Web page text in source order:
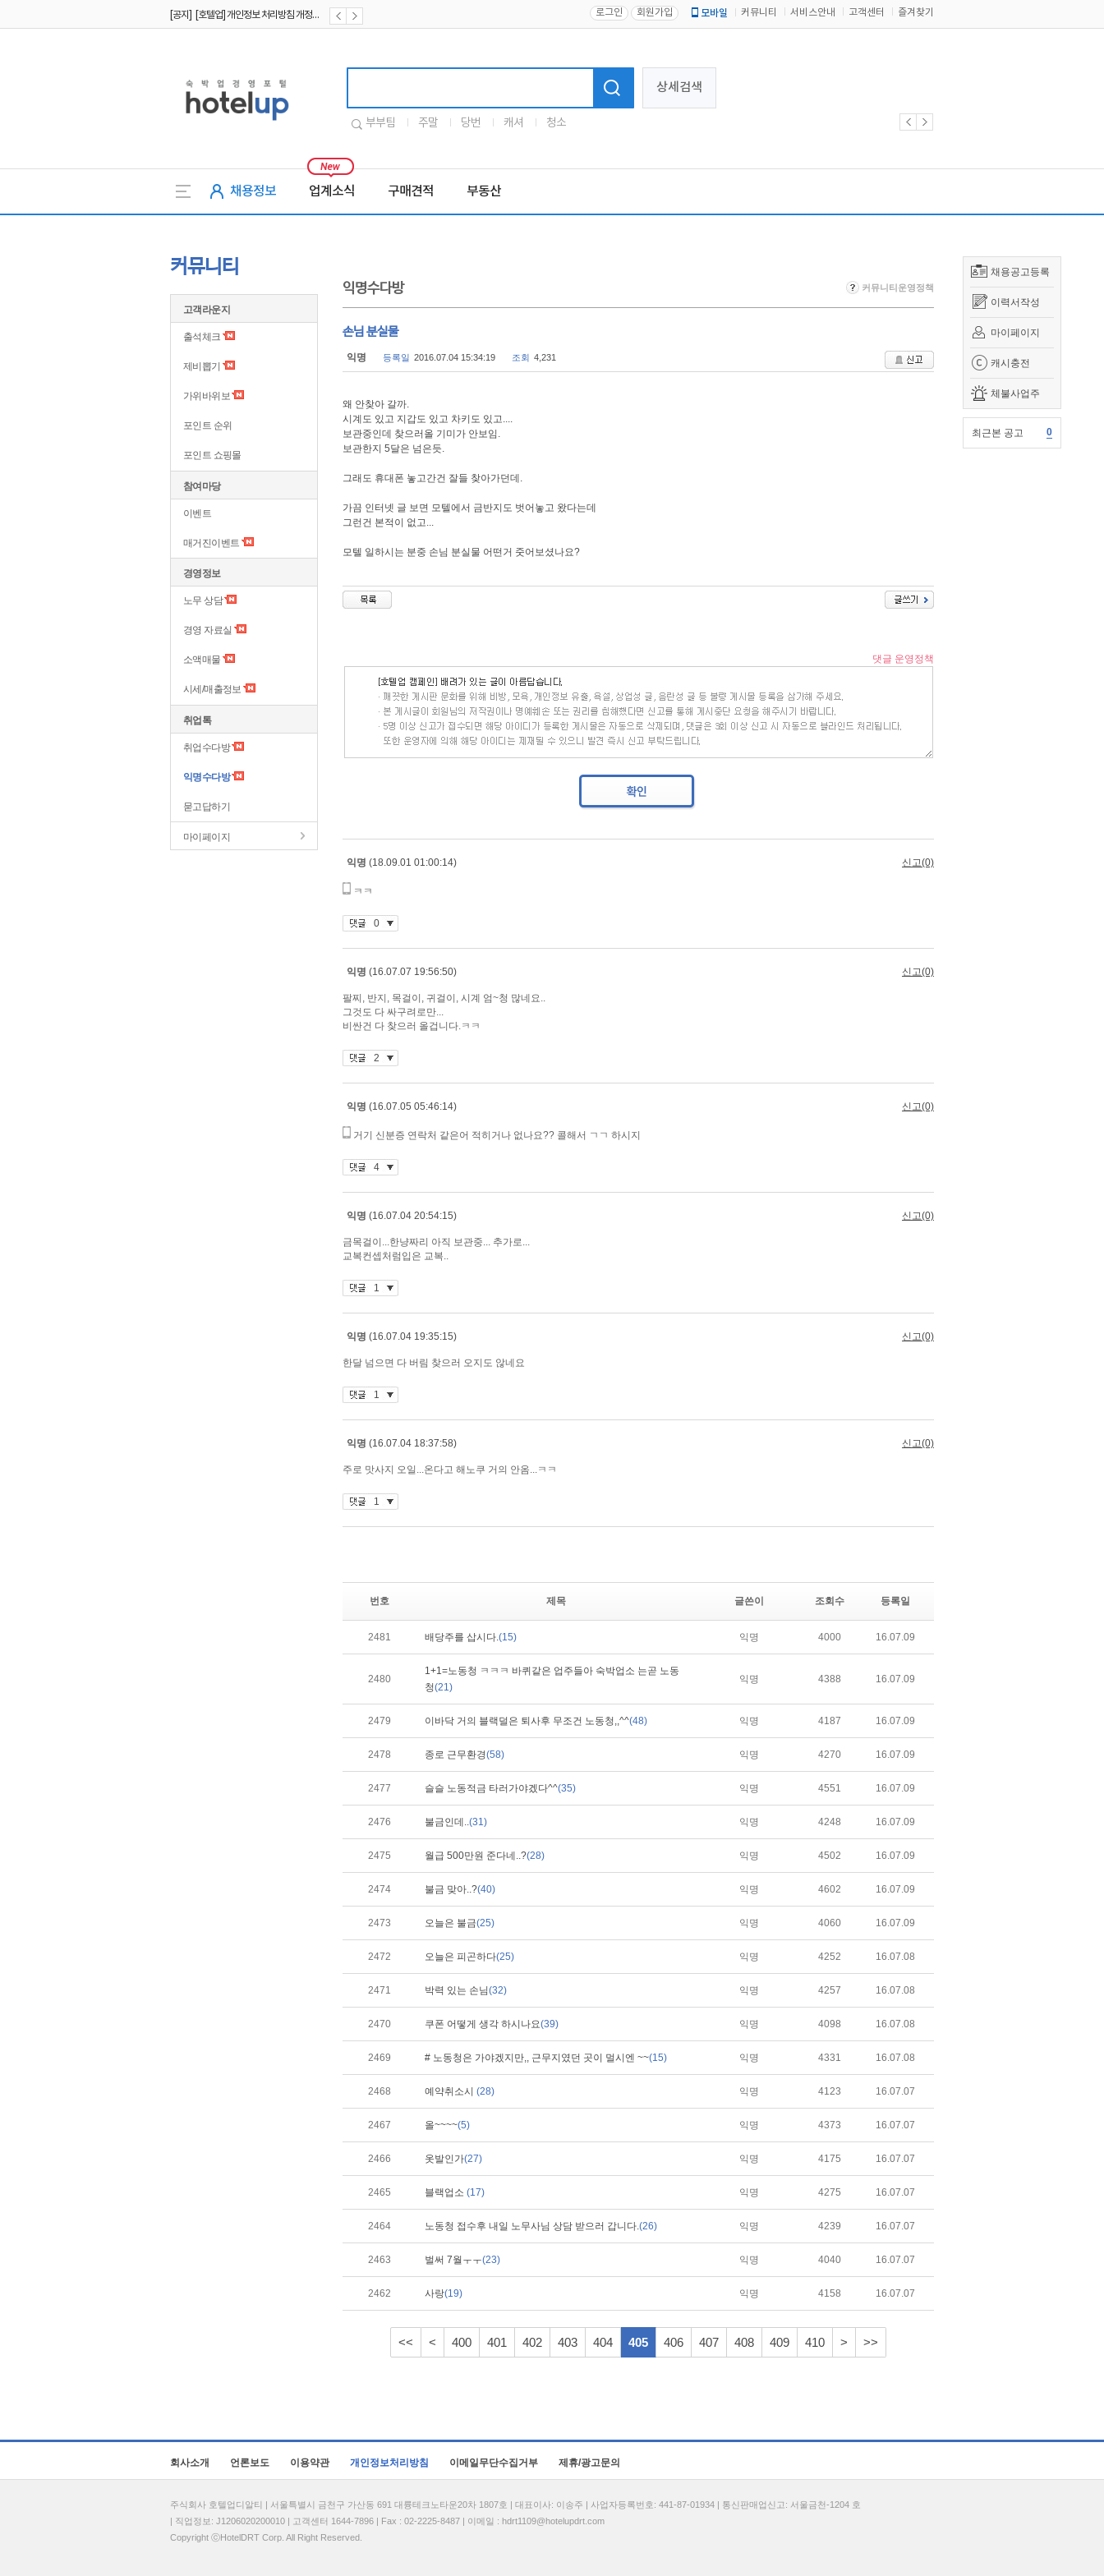
[공지] [호텔업] 개인정보 처리방침 개정본1 (19.09.02) 로그인 회원가입 모바일 커뮤니티 서비스안내 고객센터 즐겨찾기
상세검색
부부팀 주말 당번 캐셔 청소
채용정보 업계소식 구매견적 부동산
채용공고등록
이력서작성
마이페이지
캐시충전
체불사업주
최근본 공고 0
커뮤니티
고객라운지
출석체크
제비뽑기
가위바위보
포인트 순위
포인트 쇼핑몰
참여마당
이벤트
매거진이벤트
경영정보
노무 상담
경영 자료실
소액매물
시세/매출정보
취업톡
취업수다방
익명수다방
묻고답하기
마이페이지
익명수다방 커뮤니티운영정책
손님 분실물
익명 등록일 2016.07.04 15:34:19 조회 4,231
왜 안찾아 갈까.
시계도 있고 지갑도 있고 차키도 있고....
보관중인데 찾으러올 기미가 안보임.
보관한지 5달은 넘은듯.
그래도 휴대폰 놓고간건 잘들 찾아가던데.
가끔 인터넷 글 보면 모텔에서 금반지도 벗어놓고 왔다는데
그런건 본적이 없고...
모텔 일하시는 분중 손님 분실물 어떤거 줏어보셨나요?
번호 제목 글쓴이 조회수 등록일
2481 배당주를 삽시다.(15) 익명 4000 16.07.09
2480
1+1=노동청 ㅋㅋㅋ 바퀴같은 업주들아 숙박업소 는곧 노동
청(21)
익명 4388 16.07.09
2479 이바닥 거의 블랙덜은 퇴사후 무조건 노동청,,^^(48) 익명 4187 16.07.09
2478 종로 근무환경(58) 익명 4270 16.07.09
2477 슬슬 노동적금 타러가야겠다^^(35) 익명 4551 16.07.09
2476 불금인데..(31) 익명 4248 16.07.09
2475 월급 500만원 준다네..?(28) 익명 4502 16.07.09
2474 불금 맞아..?(40) 익명 4602 16.07.09
2473 오늘은 불금(25) 익명 4060 16.07.09
2472 오늘은 피곤하다(25) 익명 4252 16.07.08
2471 박력 있는 손님(32) 익명 4257 16.07.08
2470 쿠폰 어떻게 생각 하시나요(39) 익명 4098 16.07.08
2469 # 노동청은 가야겠지만,, 근무지였던 곳이 멀시엔 ~~(15) 익명 4331 16.07.08
2468 예약취소시 (28) 익명 4123 16.07.07
2467 올~~~~(5) 익명 4373 16.07.07
2466 옷발인가(27) 익명 4175 16.07.07
2465 블랙업소 (17) 익명 4275 16.07.07
2464 노동청 접수후 내일 노무사님 상담 받으러 갑니다.(26) 익명 4239 16.07.07
2463 벌써 7월ㅜㅜ(23) 익명 4040 16.07.07
2462 사랑(19) 익명 4158 16.07.07
<< < 400 401 402 403 404 405 406 407 408 409 410 > >>
회사소개 언론보도 이용약관 개인정보처리방침 이메일무단수집거부 제휴/광고문의
주식회사 호텔업디알티 | 서울특별시 금천구 가산동 691 대륭테크노타운20차 1807호 | 대표이사: 이송주 | 사업자등록번호: 441-87-01934 | 통신판매업신고: 서울금천-1204 호
| 직업정보: J1206020200010 | 고객센터 1644-7896 | Fax : 02-2225-8487 | 이메일 : hdrt1109@hotelupdrt.com
Copyright ⓒHotelDRT Corp. All Right Reserved.